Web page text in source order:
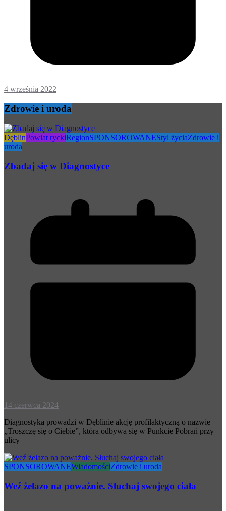
4 września 2022
Zdrowie i uroda
DęblinPowiat ryckiRegionSPONSOROWANEStyl życiaZdrowie i
uroda
Zbadaj się w Diagnostyce
14 czerwca 2024
Diagnostyka prowadzi w Dęblinie akcję profilaktyczną o nazwie
„Troszczę się o Ciebie”, która odbywa się w Punkcie Pobrań przy
ulicy
SPONSOROWANEWiadomościZdrowie i uroda
Weź żelazo na poważnie. Słuchaj swojego ciała